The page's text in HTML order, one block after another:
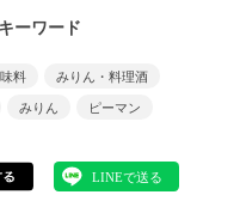
ーワード
料
みりん・料理酒
みりん ピーマン